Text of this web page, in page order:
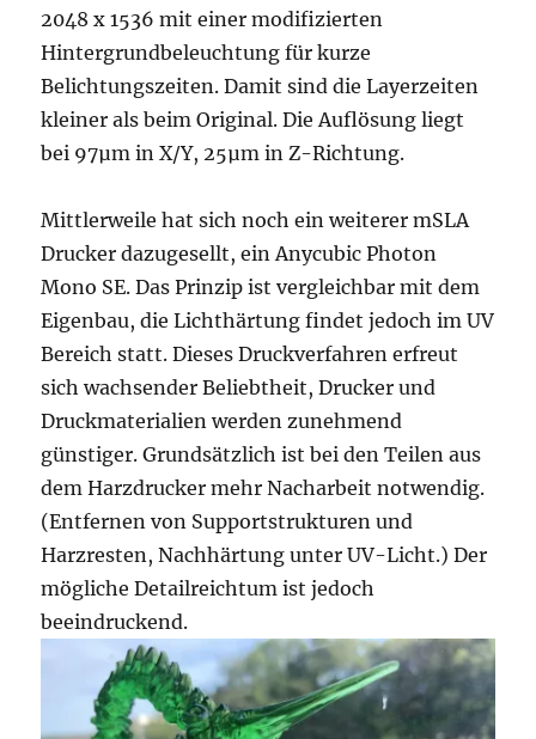
2048 x 1536 mit einer modifizierten
Hintergrundbeleuchtung für kurze
Belichtungszeiten. Damit sind die Layerzeiten
kleiner als beim Original. Die Auflösung liegt
bei 97µm in X/Y, 25µm in Z-Richtung.
Mittlerweile hat sich noch ein weiterer mSLA
Drucker dazugesellt, ein Anycubic Photon
Mono SE. Das Prinzip ist vergleichbar mit dem
Eigenbau, die Lichthärtung findet jedoch im UV
Bereich statt. Dieses Druckverfahren erfreut
sich wachsender Beliebtheit, Drucker und
Druckmaterialien werden zunehmend
günstiger. Grundsätzlich ist bei den Teilen aus
dem Harzdrucker mehr Nacharbeit notwendig.
(Entfernen von Supportstrukturen und
Harzresten, Nachhärtung unter UV-Licht.) Der
mögliche Detailreichtum ist jedoch
beeindruckend.